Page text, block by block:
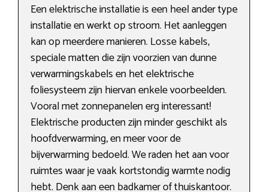
Een elektrische installatie is een heel ander type
installatie en werkt op stroom. Het aanleggen
kan op meerdere manieren. Losse kabels,
speciale matten die zijn voorzien van dunne
verwarmingskabels en het elektrische
foliesysteem zijn hiervan enkele voorbeelden.
Vooral met zonnepanelen erg interessant!
Elektrische producten zijn minder geschikt als
hoofdverwarming, en meer voor de
bijverwarming bedoeld. We raden het aan voor
ruimtes waar je vaak kortstondig warmte nodig
hebt. Denk aan een badkamer of thuiskantoor.